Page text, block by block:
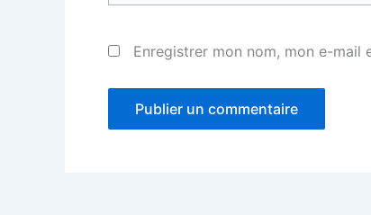
Enregistrer mon nom, mon e-mail